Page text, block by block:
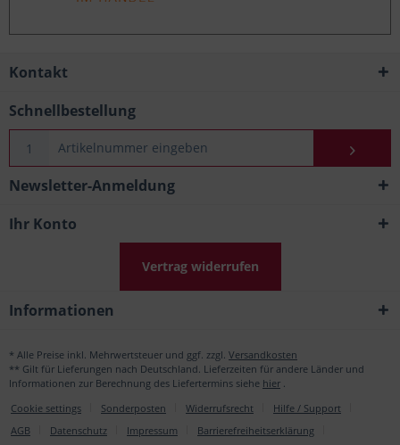
Kontakt
Schnellbestellung
Newsletter-Anmeldung
Ihr Konto
Vertrag widerrufen
Informationen
* Alle Preise inkl. Mehrwertsteuer und ggf. zzgl. Versandkosten
** Gilt für Lieferungen nach Deutschland. Lieferzeiten für andere Länder und
Informationen zur Berechnung des Liefertermins siehe hier
Cookie settings
Sonderposten Widerrufsrecht
Hilfe / Support
AGB
Datenschutz Impressum Barrierefreiheitserklärung